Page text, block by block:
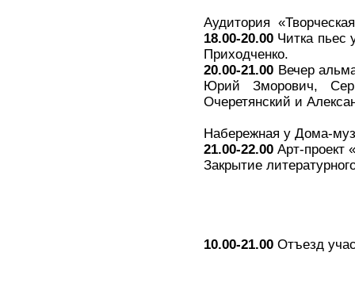
Аудитория
18.00-20.00 Читка пьес
Приходченко.
20.00-21.00 Вечер
Юрий Зморович,
Очеретянский и
Набережная у Дома-
21.00-22.00 Арт-проект
Закрытие
10.00-21.00 Отъезд